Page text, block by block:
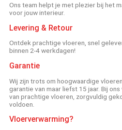
Ons team helpt je met plezier bij het
voor jouw interieur.
Levering & Retour
Ontdek prachtige vloeren, snel
binnen 2-4 werkdagen!
Garantie
Wij zijn trots om hoogwaardige
garantie van maar liefst 15 jaar. Bij
van prachtige vloeren, zorgvuldig
voldoen.
Vloerverwarming?